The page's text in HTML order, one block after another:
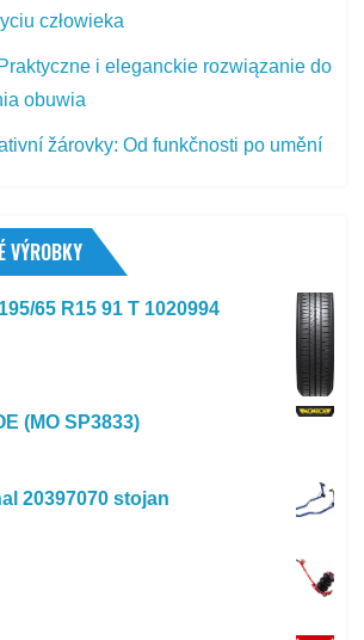
człowieka
i eleganckie rozwiązanie do
obuwia
žárovky: Od funkčnosti po umění
VÝROBKY
65 R15 91 T 1020994
(MO SP3833)
20397070 stojan